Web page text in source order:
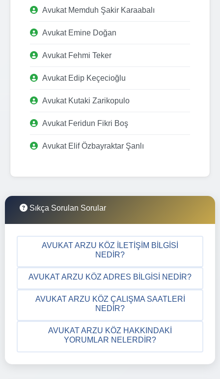
Avukat Memduh Şakir Karaabalı
Avukat Emine Doğan
Avukat Fehmi Teker
Avukat Edip Keçecioğlu
Avukat Kutaki Zarikopulo
Avukat Feridun Fikri Boş
Avukat Elif Özbayraktar Şanlı
Sıkça Sorulan Sorular
AVUKAT ARZU KÖZ İLETIŞIM BILGISI
NEDIR?
AVUKAT ARZU KÖZ ADRES BILGISI NEDIR?
AVUKAT ARZU KÖZ ÇALIŞMA SAATLERI
NEDIR?
AVUKAT ARZU KÖZ HAKKINDAKI
YORUMLAR NELERDIR?